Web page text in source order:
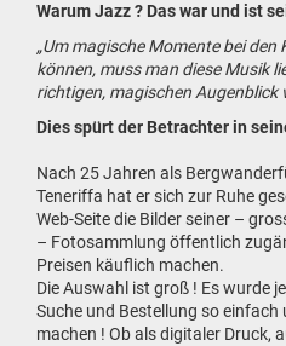
Warum Jazz ? Das war und ist
„Um magische Momente bei
können, muss man diese Musik
richtigen, magischen Augenblick
Dies spürt der Betrachter in
Nach 25 Jahren als
Teneriffa hat er sich zur Ruhe
Web-Seite die Bilder seiner –
– Fotosammlung öffentlich
Preisen käuflich machen.
Die Auswahl ist groß ! Es wurde
Suche und Bestellung so einfach
machen ! Ob als digitaler Druck,